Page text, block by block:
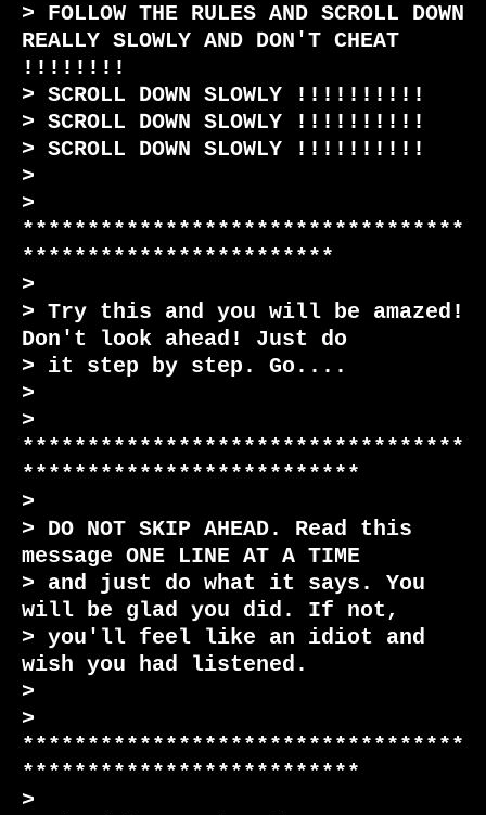
> FOLLOW THE RULES AND SCROLL DOWN
REALLY SLOWLY AND DON'T CHEAT
!!!!!!!!
> SCROLL DOWN SLOWLY !!!!!!!!!!
> SCROLL DOWN SLOWLY !!!!!!!!!!
> SCROLL DOWN SLOWLY !!!!!!!!!!
>
>
**********************************
************************
>
> Try this and you will be amazed!
Don't look ahead! Just do
> it step by step. Go....
>
>
**********************************
**************************
>
> DO NOT SKIP AHEAD. Read this
message ONE LINE AT A TIME
> and just do what it says. You
will be glad you did. If not,
> you'll feel like an idiot and
wish you had listened.
>
>
**********************************
**************************
>